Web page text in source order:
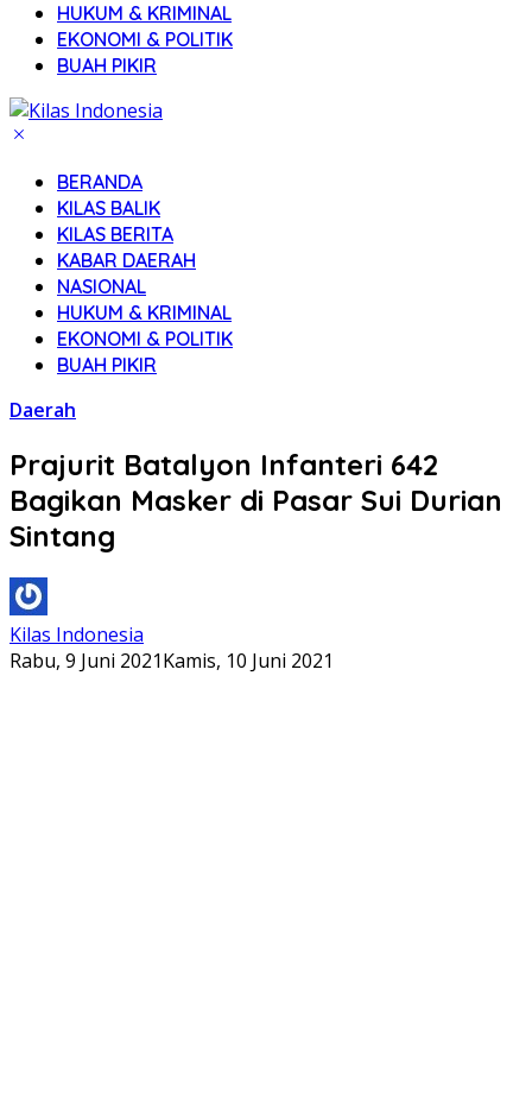
HUKUM & KRIMINAL
EKONOMI & POLITIK
BUAH PIKIR
BERANDA
KILAS BALIK
KILAS BERITA
KABAR DAERAH
NASIONAL
HUKUM & KRIMINAL
EKONOMI & POLITIK
BUAH PIKIR
Daerah
Prajurit Batalyon Infanteri 642
Bagikan Masker di Pasar Sui Durian
Sintang
Kilas Indonesia
Rabu, 9 Juni 2021Kamis, 10 Juni 2021